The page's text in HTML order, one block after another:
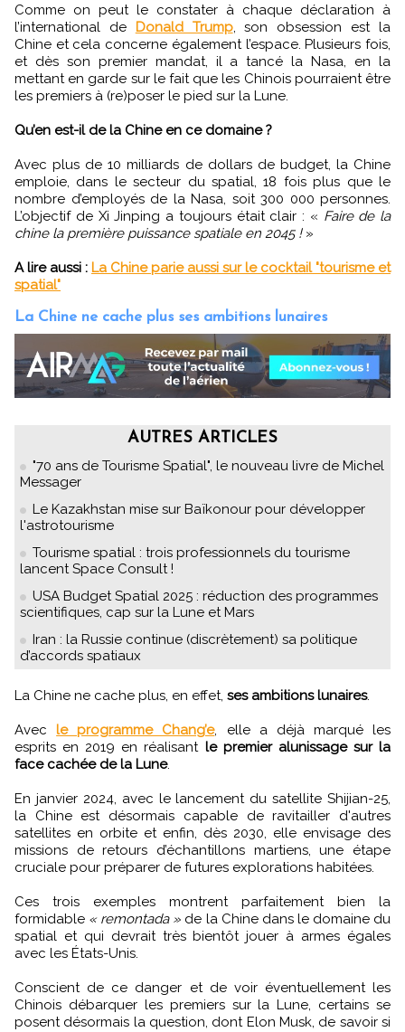
Comme on peut le constater à chaque déclaration à
l’international de Donald Trump, son obsession est la
Chine et cela concerne également l’espace. Plusieurs fois,
et dès son premier mandat, il a tancé la Nasa, en la
mettant en garde sur le fait que les Chinois pourraient être
les premiers à (re)poser le pied sur la Lune.
Qu’en est-il de la Chine en ce domaine ?
Avec plus de 10 milliards de dollars de budget, la Chine
emploie, dans le secteur du spatial, 18 fois plus que le
nombre d’employés de la Nasa, soit 300 000 personnes.
L’objectif de Xi Jinping a toujours était clair : « Faire de la
chine la première puissance spatiale en 2045 !»
A lire aussi : La Chine parie aussi sur le cocktail "tourisme et
spatial"
La Chine ne cache plus ses ambitions lunaires
AUTRES ARTICLES
"70 ans de Tourisme Spatial", le nouveau livre de Michel
Messager
Le Kazakhstan mise sur Baïkonour pour développer
l'astrotourisme
Tourisme spatial : trois professionnels du tourisme
lancent Space Consult !
USA Budget Spatial 2025 : réduction des programmes
scientifiques, cap sur la Lune et Mars
Iran : la Russie continue (discrètement) sa politique
d’accords spatiaux
La Chine ne cache plus, en effet, ses ambitions lunaires.
Avecle programme Chang’e, elle a déjà marqué les
esprits en 2019 en réalisant le premier alunissage sur la
face cachée de la Lune.
En janvier 2024, avec le lancement du satellite Shijian-25,
la Chine est désormais capable de ravitailler d'autres
satellites en orbite et enfin, dès 2030, elle envisage des
missions de retours d’échantillons martiens, une étape
cruciale pour préparer de futures explorations habitées.
Ces trois exemples montrent parfaitement bien la
formidable « remontada » de la Chine dans le domaine du
spatial et qui devrait très bientôt jouer à armes égales
avec les États-Unis.
Conscient de ce danger et de voir éventuellement les
Chinois débarquer les premiers sur la Lune, certains se
posent désormais la question, dont Elon Musk, de savoir si